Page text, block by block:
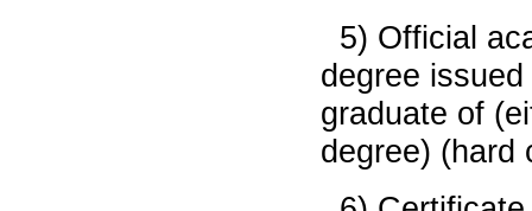
5) Official
degree
graduate of
degree) (hard